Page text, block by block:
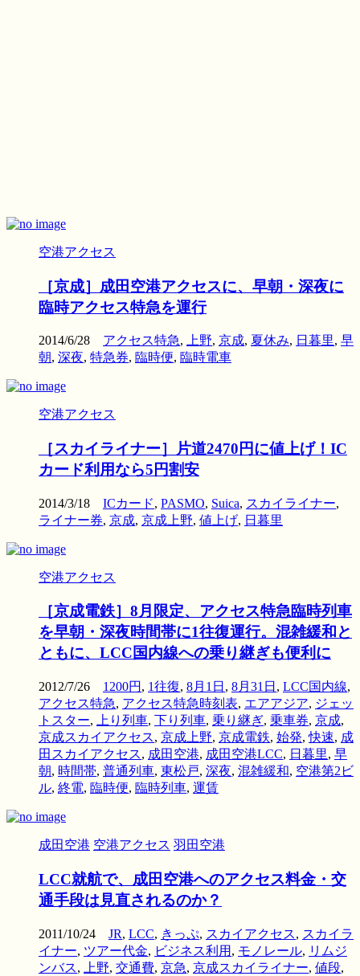
空港アクセス
［京成］成田空港アクセスに、早朝・深夜に
臨時アクセス特急を運行
2014/6/28 アクセス特急, 上野, 京成, 夏休み, 日暮里, 早
朝, 深夜, 特急券, 臨時便, 臨時電車
空港アクセス
［スカイライナー］片道2470円に値上げ！IC
カード利用なら5円割安
2014/3/18 ICカード, PASMO, Suica, スカイライナー,
ライナー券, 京成, 京成上野, 値上げ, 日暮里
空港アクセス
［京成電鉄］8月限定、アクセス特急臨時列車
を早朝・深夜時間帯に1往復運行。混雑緩和と
ともに、LCC国内線への乗り継ぎも便利に
2012/7/26 1200円 , 1往復, 8月1日 , 8月31日 , LCC国内線,
アクセス特急, アクセス特急時刻表, エアアジア, ジェッ
トスター, 上り列車, 下り列車, 乗り継ぎ, 乗車券, 京成,
京成スカイアクセス, 京成上野, 京成電鉄, 始発,快速, 成
田スカイアクセス, 成田空港, 成田空港LCC, 日暮里, 早
朝, 時間帯, 普通列車, 東松戸, 深夜, 混雑緩和, 空港第2ビ
ル, 終電, 臨時便, 臨時列車, 運賃
成田空港 空港アクセス 羽田空港
LCC就航で、成田空港へのアクセス料金・交
通手段は見直されるのか？
2011/10/24 JR, LCC, きっぷ, スカイアクセス, スカイラ
イナー, ツアー代金, ビジネス利用 , モノレール, リムジ
ンバス, 上野, 交通費, 京急, 京成スカイライナー, 値段,